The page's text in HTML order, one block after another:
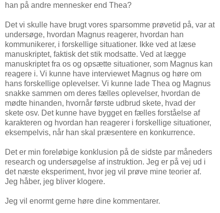
han på andre mennesker end Thea?
Det vi skulle have brugt vores sparsomme prøvetid på, var at
undersøge, hvordan Magnus reagerer, hvordan han
kommunikerer, i forskellige situationer. Ikke ved at læse
manuskriptet, faktisk det stik modsatte. Ved at lægge
manuskriptet fra os og opsætte situationer, som Magnus kan
reagere i. Vi kunne have interviewet Magnus og høre om
hans forskellige oplevelser. Vi kunne lade Thea og Magnus
snakke sammen om deres fælles oplevelser, hvordan de
mødte hinanden, hvornår første udbrud skete, hvad der
skete osv. Det kunne have bygget en fælles forståelse af
karakteren og hvordan han reagerer i forskellige situationer,
eksempelvis, når han skal præsentere en konkurrence.
Det er min foreløbige konklusion på de sidste par måneders
research og undersøgelse af instruktion. Jeg er på vej ud i
det næste eksperiment, hvor jeg vil prøve mine teorier af.
Jeg håber, jeg bliver klogere.
Jeg vil enormt gerne høre dine kommentarer.